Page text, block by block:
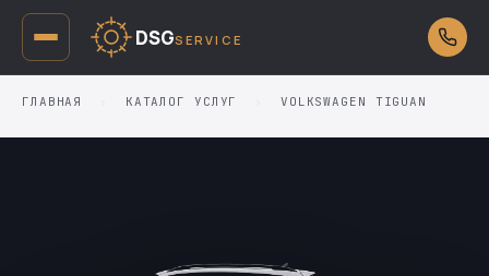
DSGSERVICE
ГЛАВНАЯ КАТАЛОГ УСЛУГ VOLKSWAGEN TIGUAN